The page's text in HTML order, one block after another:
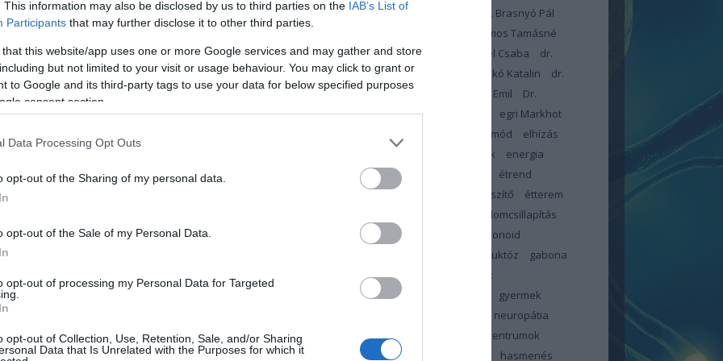
This information may also be disclosed by us to third parties on the IAB’s List of
Participants that may further disclose it to other third parties.
that this website/app uses one or more Google services and may gather and store
but not limited to your visit or usage behaviour. You may click to grant or
to Google and its third-party tags to use your data for below specified purposes
consent section.
Data Processing Opt Outs
opt-out of the Sharing of my personal data.
opt-out of the Sale of my Personal Data.
opt-out of processing my Personal Data for Targeted
opt-out of Collection, Use, Retention, Sale, and/or Sharing
Data that Is Unrelated with the Purposes for which it
a B12-vitamint
kell
szerkesztő
más néven kobalamin – milyen fontos szerepet
biokémiai folyamatban játszik kulcsszerepet,
a vérképzésben és az idegrostok
Klára
dr. Blatniczky László
Dr. Brasnyó Pál
Dr. Halmos Tamásné
dr. Harcsa Eleonóra
Dr. Lengyel Csaba
dr.
Oraveczné dr. Kiss Éva
Dr. Piczkó Katalin
dr.
Pintér István
dr. Toldy-Schedel Emil
Dr.
Várkonyi Tamás
egri Markhot
életmód
elhízás
emésztési panaszok
energia
érelmeszesedés
étrend
étrend-kiegészítő
étrendkiegészítő
étterem
fájdalomcsillapítás
fáradtság
február
flavonoid
fruktóz
gabona
glikémiás index
glükóz
gluténmentes
gyermek
gyermek neuropátia
centrum
gyermek neuropátia centrumok
gyümölcs
gyümölcscukor
hasmenés